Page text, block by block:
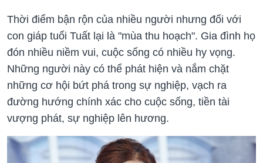
Thời điểm bận rộn của nhiều người nhưng đối với
con giáp tuổi Tuất lại là "mùa thu hoạch". Gia đình họ
đón nhiều niềm vui, cuộc sống có nhiều hy vọng.
Những người này có thể phát hiện và nắm chặt
những cơ hội bứt phá trong sự nghiệp, vạch ra
đường hướng chính xác cho cuộc sống, tiền tài
vượng phát, sự nghiệp lên hương.